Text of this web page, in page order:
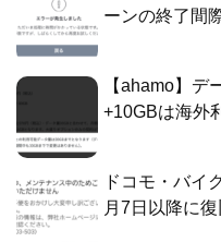
ーンの終了間
【ahamo】デ
+10GBは海外
ドコモ・バイ
月7日以降に